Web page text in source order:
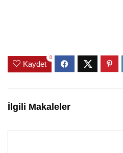
Kaydet
0
İlgili Makaleler